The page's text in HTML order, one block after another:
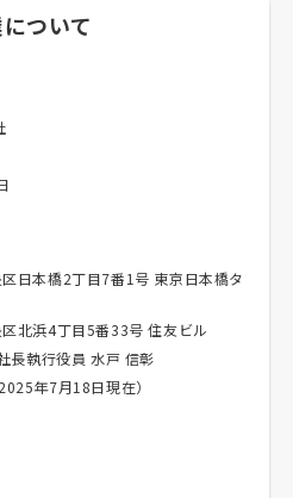
ついて
日本橋2丁目7番1号 東京日本橋タ
北浜4丁目5番33号 住友ビル
長執行役員 水戸 信彰
2025年7月18日現在）